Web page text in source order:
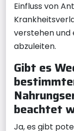
Einfluss von
verstehen und
abzuleiten.
Gibt es
beachtet
Ja, es gibt